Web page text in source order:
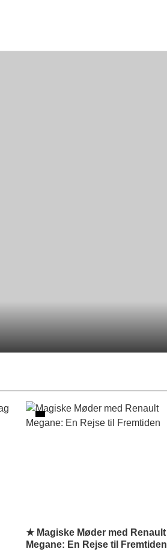
★ Magiske Møder med Renault
Megane: En Rejse til Fremtiden